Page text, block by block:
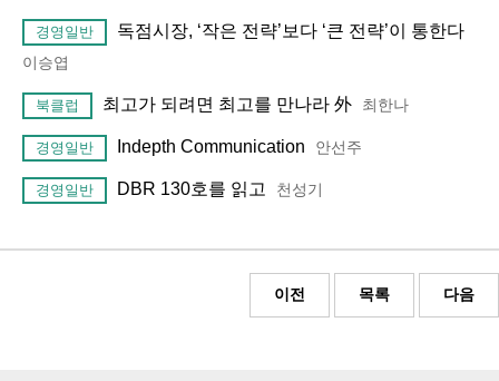
경영일반 독점시장, ‘작은 전략’보다 ‘큰 전략’이 통한다
이승엽
북클럽 최고가 되려면 최고를 만나라 外 최한나
경영일반 Indepth Communication 안선주
경영일반 DBR 130호를 읽고 천성기
이전 목록 다음